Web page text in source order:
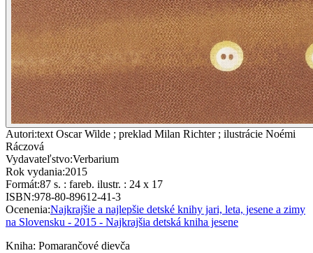
Autori:text Oscar Wilde ; preklad Milan Richter ; ilustrácie Noémi
Ráczová
Vydavateľstvo:Verbarium
Rok vydania:2015
Formát:87 s. : fareb. ilustr. : 24 x 17
ISBN:978-80-89612-41-3
Ocenenia:Najkrajšie a najlepšie detské knihy jari, leta, jesene a zimy
na Slovensku - 2015 - Najkrajšia detská kniha jesene
Kniha: Pomarančové dievča